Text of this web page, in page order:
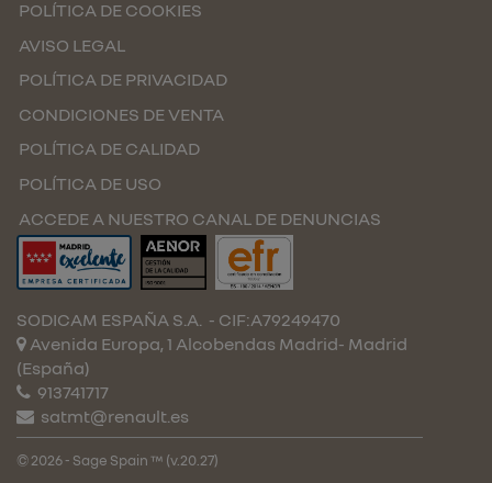
POLÍTICA DE COOKIES
AVISO LEGAL
POLÍTICA DE PRIVACIDAD
CONDICIONES DE VENTA
POLÍTICA DE CALIDAD
POLÍTICA DE USO
ACCEDE A NUESTRO CANAL DE DENUNCIAS
SODICAM ESPAÑA S.A. - CIF:A79249470
Avenida Europa, 1 Alcobendas Madrid- Madrid
(España)
913741717
satmt@renault.es
© 2026 - Sage Spain ™ (v.20.27)